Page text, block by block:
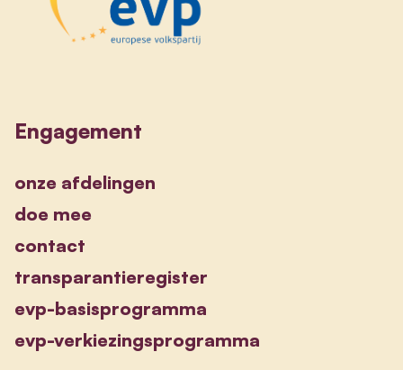
Engagement
onze afdelingen
doe mee
contact
transparantieregister
evp-basisprogramma
evp-verkiezingsprogramma